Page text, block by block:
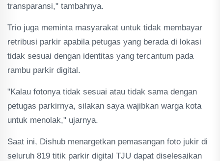
transparansi," tambahnya.
Trio juga meminta masyarakat untuk tidak membayar
retribusi parkir apabila petugas yang berada di lokasi
tidak sesuai dengan identitas yang tercantum pada
rambu parkir digital.
"Kalau fotonya tidak sesuai atau tidak sama dengan
petugas parkirnya, silakan saya wajibkan warga kota
untuk menolak," ujarnya.
Saat ini, Dishub menargetkan pemasangan foto jukir di
seluruh 819 titik parkir digital TJU dapat diselesaikan